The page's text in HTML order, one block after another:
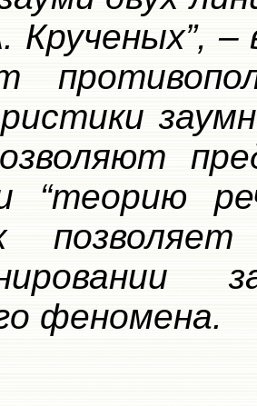
Крученых”,
“теорию
феномена.